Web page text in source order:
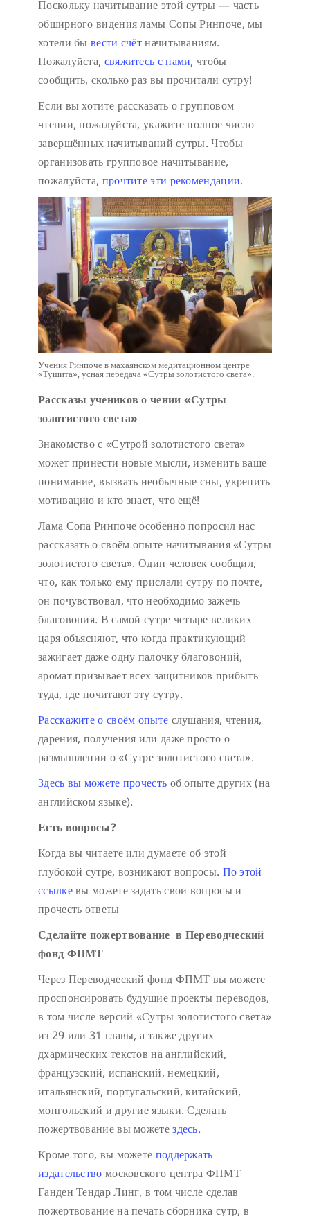
Поскольку начитывание этой сутры — часть
обширного видения ламы Сопы Ринпоче, мы
хотели бы вести счётначитываниям.
Пожалуйста, свяжитесь с нами, чтобы
сообщить, сколько раз вы прочитали сутру!
Если вы хотите рассказать о групповом
чтении, пожалуйста, укажите полное число
завершённых начитываний сутры. Чтобы
организовать групповое начитывание,
пожалуйста, прочтите эти рекомендации.
Учения Ринпоче в махаянском медитационном центре
«Тушита», усная передача «Сутры золотистого света».
Рассказы учеников о чении «Сутры
золотистого света»
Знакомство с «Сутрой золотистого света»
может принести новые мысли, изменить ваше
понимание, вызвать необычные сны, укрепить
мотивацию и кто знает, что ещё!
Лама Сопа Ринпоче особенно попросил нас
рассказать о своём опыте начитывания «Сутры
золотистого света». Один человек сообщил,
что, как только ему прислали сутру по почте,
он почувствовал, что необходимо зажечь
благовония. В самой сутре четыре великих
царя объясняют, что когда практикующий
зажигает даже одну палочку благовоний,
аромат призывает всех защитников прибыть
туда, где почитают эту сутру.
Расскажите о своём опыте слушания, чтения,
дарения, получения или даже просто о
размышлении о «Сутре золотистого света».
Здесь вы можете прочесть об опыте других (на
английском языке).
Есть вопросы?
Когда вы читаете или думаете об этой
глубокой сутре, возникают вопросы. По этой
ссылкевы можете задать свои вопросы и
прочесть ответы
Сделайте пожертвование в Переводческий
фонд ФПМТ
Через Переводческий фонд ФПМТ вы можете
проспонсировать будущие проекты переводов,
в том числе версий «Сутры золотистого света»
из 29 или 31 главы, а также других
дхармических текстов на английский,
французский, испанский, немецкий,
итальянский, португальский, китайский,
монгольский и другие языки. Сделать
пожертвование вы можетездесь.
Кроме того, вы можете поддержать
издательство московского центра ФПМТ
Ганден Тендар Линг, в том числе сделав
пожертвование на печать сборника сутр, в